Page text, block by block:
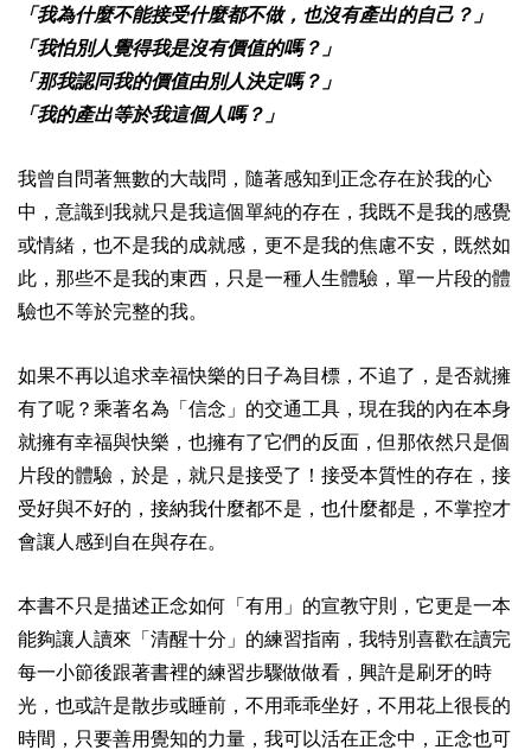
「我為什麼不能接受什麼都不做，也沒有產出的自己？」
「我怕別人覺得我是沒有價值的嗎？」
「那我認同我的價值由別人決定嗎？」
「我的產出等於我這個人嗎？」
我曾自問著無數的大哉問，隨著感知到正念存在於我的心
中，意識到我就只是我這個單純的存在，我既不是我的感覺
或情緒，也不是我的成就感，更不是我的焦慮不安，既然如
此，那些不是我的東西，只是一種人生體驗，單一片段的體
驗也不等於完整的我。
如果不再以追求幸福快樂的日子為目標，不追了，是否就擁
有了呢？乘著名為「信念」的交通工具，現在我的內在本身
就擁有幸福與快樂，也擁有了它們的反面，但那依然只是個
片段的體驗，於是，就只是接受了！接受本質性的存在，接
受好與不好的，接納我什麼都不是，也什麼都是，不掌控才
會讓人感到自在與存在。
本書不只是描述正念如何「有用」的宣教守則，它更是一本
能夠讓人讀來「清醒十分」的練習指南，我特別喜歡在讀完
每一小節後跟著書裡的練習步驟做做看，興許是刷牙的時
光，也或許是散步或睡前，不用乖乖坐好，不用花上很長的
時間，只要善用覺知的力量，我可以活在正念中，正念也可